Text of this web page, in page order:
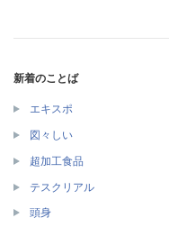
新着のことば
エキスポ
図々しい
超加工食品
テスクリアル
頭身